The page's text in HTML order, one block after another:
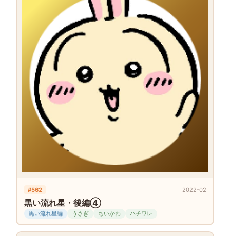
#562 2022-02
黒い流れ星・後編④
黒い流れ星編 うさぎ ちいかわ ハチワレ